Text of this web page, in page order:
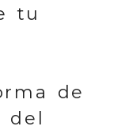
tu
de
del